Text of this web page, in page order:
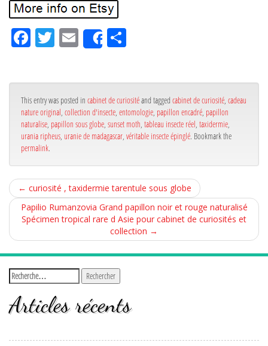
Fa
ce
ok
Tw
itt
Em
ail
Share
r
This entry was posted in cabinet de curiositéand tagged cabinet de curiosité cadeau
nature original collection d'insecte entomologie papillon encadré papillon
naturalise papillon sous globe sunset moth tableau insecte réel taxidermie
urania ripheus uranie de madagascar véritable insecte épinglé. Bookmark the
permalink.
← curiosité , taxidermie tarentule sous globe
Papilio Rumanzovia Grand papillon noir et rouge naturalisé
Spécimen tropical rare d Asie pour cabinet de curiosités et
collection →
Articles récents